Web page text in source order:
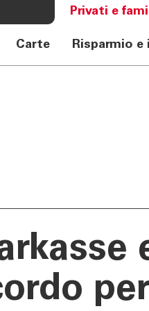
Privati e
Carte Risparmio